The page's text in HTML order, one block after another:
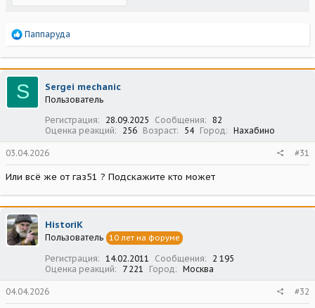
Р
а
к
ц
и
и
Паппаруда
S Sergei mechanic
Пользователь
Регистрация
28.09.2025 Сообщения
82
Оценка реакций
256 Возраст 54 Город Нахабино
03.04.2026 #31
Или всё же от газ51 ? Подскажите кто может
HistoriK
Пользователь 10 лет на форуме
Регистрация 14.02.2011 Сообщения
2 195
Оценка реакций
7 221 Город Москва
04.04.2026 #32